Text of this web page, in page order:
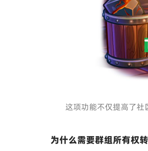
这项功能不仅提高了社
为什么需要群组所有权